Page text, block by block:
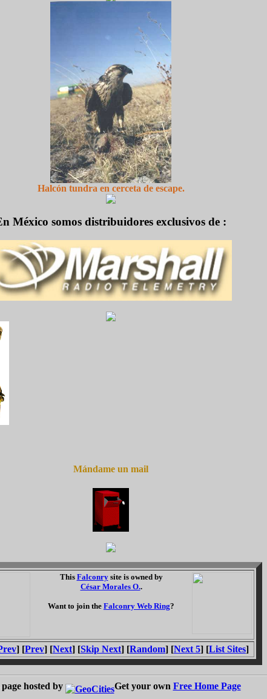
Halcón tundra en cerceta de escape.
México somos distribuidores exclusivos de :
Mándame un mail
This Falconrysite is owned by
César Morales O..
Want to join the Falconry Web Ring?
] [Prev] [Next] [Skip Next] [Random] [Next 5] [List Sites]
hosted by Get your own Free Home Page